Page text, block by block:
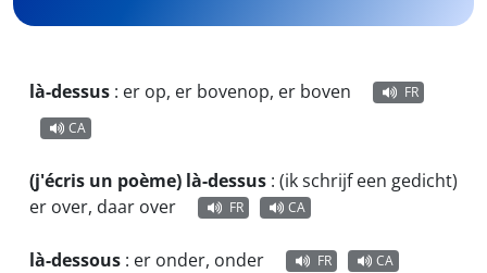
là-dessus : er op, er bovenop, er boven
FR
CA
(j'écris un poème) là-dessus : (ik schrijf een gedicht)
er over, daar over
FR CA
là-dessous : er onder, onder FR CA